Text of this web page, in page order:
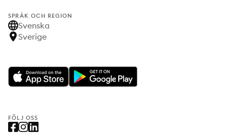
SPRÅK OCH REGION
Svenska
Sverige
FÖLJ OSS